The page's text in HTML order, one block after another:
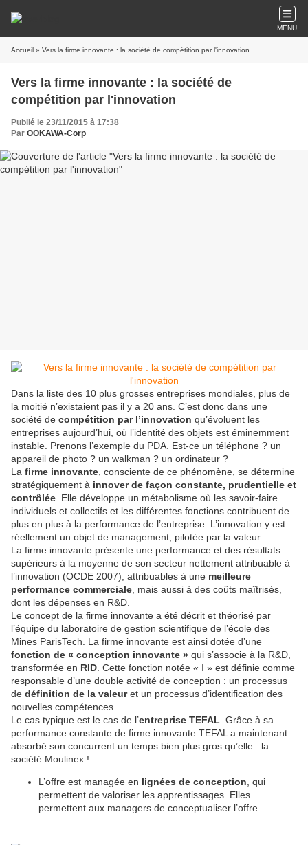
MENU
Accueil » Vers la firme innovante : la société de compétition par l'innovation
Vers la firme innovante : la société de
compétition par l'innovation
Publié le 23/11/2015 à 17:38
Par OOKAWA-Corp
Dans la liste des 10 plus grosses entreprises mondiales, plus de
la moitié n’existaient pas il y a 20 ans. C’est donc dans une
société de compétition par l’innovation qu’évoluent les
entreprises aujourd’hui, où l’identité des objets est éminemment
instable. Prenons l’exemple du PDA. Est-ce un téléphone ? un
appareil de photo ? un walkman ? un ordinateur ?
La firme innovante , consciente de ce phénomène, se détermine
stratégiquement à innover de façon constante, prudentielle et
contrôlée . Elle développe un métabolisme où les savoir-faire
individuels et collectifs et les différentes fonctions contribuent de
plus en plus à la performance de l’entreprise. L’innovation y est
réellement un objet de management, pilotée par la valeur.
La firme innovante présente une performance et des résultats
supérieurs à la moyenne de son secteur nettement attribuable à
l’innovation (OCDE 2007), attribuables à une meilleure
performance commerciale , mais aussi à des coûts maîtrisés,
dont les dépenses en R&D.
Le concept de la firme innovante a été décrit et théorisé par
l’équipe du laboratoire de gestion scientifique de l’école des
Mines ParisTech. La firme innovante est ainsi dotée d’une
fonction de « conception innovante » qui s’associe à la R&D,
transformée en RID . Cette fonction notée « I » est définie comme
responsable d’une double activité de conception : un processus
de définition de la valeuret un processus d’identification des
nouvelles compétences.
Le cas typique est le cas de l’entreprise TEFAL . Grâce à sa
performance constante de firme innovante TEFAL a maintenant
absorbé son concurrent un temps bien plus gros qu’elle : la
société Moulinex !
L’offre est managée en lignées de conception , qui
permettent de valoriser les apprentissages. Elles
permettent aux managers de conceptualiser l’offre.